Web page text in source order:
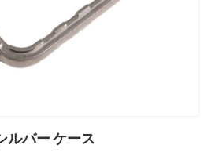
ルバー ケース